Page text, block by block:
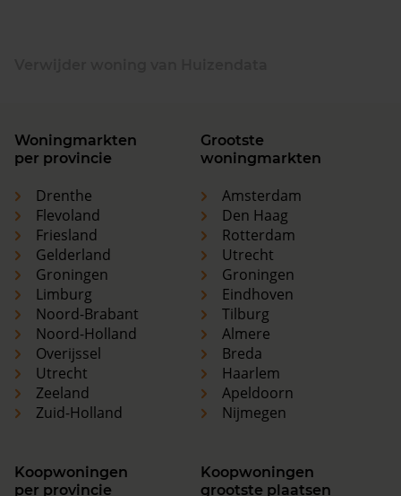
Woningmarkten
per provincie
Drenthe
Flevoland
Friesland
Gelderland
Groningen
Limburg
Noord-Brabant
Noord-Holland
Overijssel
Utrecht
Zeeland
Zuid-Holland
Grootste
woningmarkten
Amsterdam
Den Haag
Rotterdam
Utrecht
Groningen
Eindhoven
Tilburg
Almere
Breda
Haarlem
Apeldoorn
Nijmegen
Koopwoningen
per provincie
Koopwoningen
grootste plaatsen